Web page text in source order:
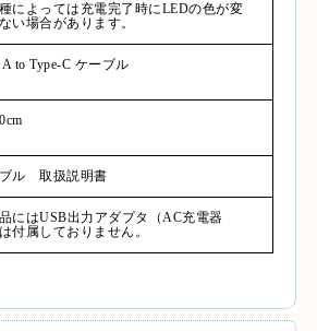
によっては充電完了時にLEDの色が変
い場合があります。
to Type-C ケーブル
ル 取扱説明書
にはUSB出力アダプタ（AC充電器
付属しておりません。